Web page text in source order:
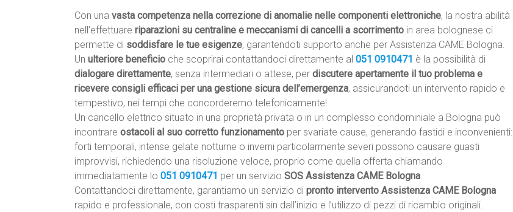
Con una vasta competenza nella correzione di anomalie nelle componenti elettroniche, la nostra abilità
nell’effettuare riparazioni su centraline e meccanismi di cancelli a scorrimento in area bolognese ci
permette di soddisfare le tue esigenze, garantendoti supporto anche per Assistenza CAME Bologna.
Un ulteriore beneficio che scoprirai contattandoci direttamente al 051 0910471 è la possibilità di
dialogare direttamente, senza intermediari o attese, per discutere apertamente il tuo problema e
ricevere consigli efficaci per una gestione sicura dell’emergenza, assicurandoti un intervento rapido e
tempestivo, nei tempi che concorderemo telefonicamente!
Un cancello elettrico situato in una proprietà privata o in un complesso condominiale a Bologna può
incontrare ostacoli al suo corretto funzionamento per svariate cause, generando fastidi e inconvenienti:
forti temporali, intense gelate notturne o inverni particolarmente severi possono causare guasti
improvvisi, richiedendo una risoluzione veloce, proprio come quella offerta chiamando
immediatamente lo 051 0910471 per un servizio SOS Assistenza CAME Bologna.
Contattandoci direttamente, garantiamo un servizio di pronto intervento Assistenza CAME Bologna
rapido e professionale, con costi trasparenti sin dall’inizio e l’utilizzo di pezzi di ricambio originali.